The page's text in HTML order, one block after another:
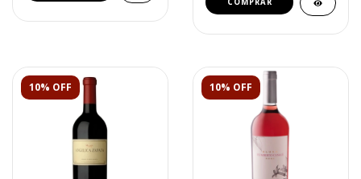
10% OFF 10% OFF